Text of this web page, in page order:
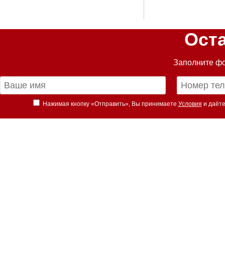
Заполните
Нажимая кнопку «Отправить», Вы принимаете Условия и